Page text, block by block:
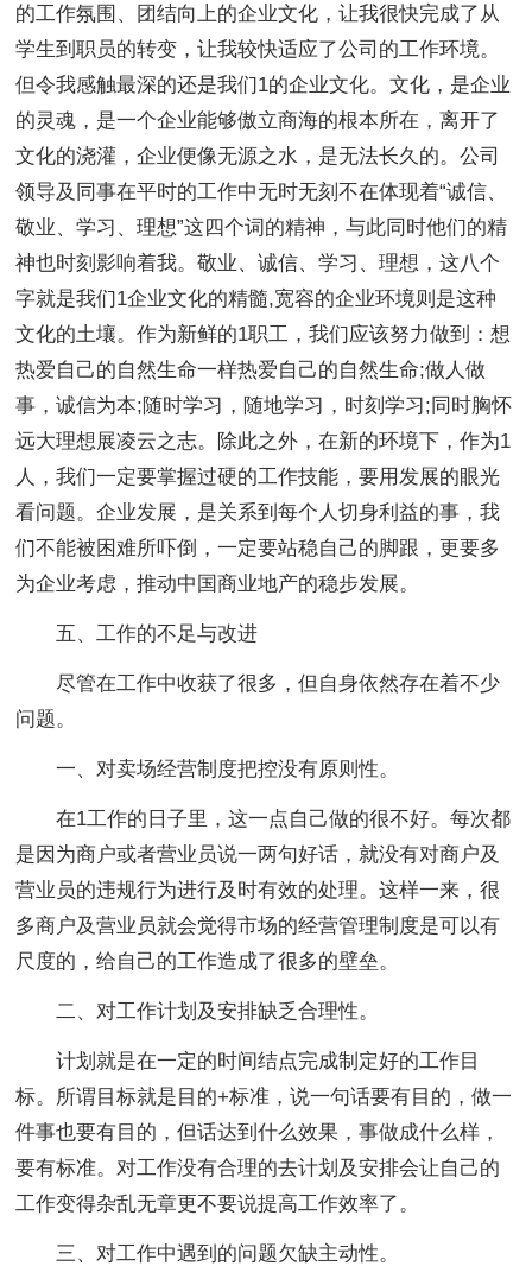
的工作氛围、团结向上的企业文化，让我很快完成了从
学生到职员的转变，让我较快适应了公司的工作环境。
但令我感触最深的还是我们1的企业文化。文化，是企业
的灵魂，是一个企业能够傲立商海的根本所在，离开了
文化的浇灌，企业便像无源之水，是无法长久的。公司
领导及同事在平时的工作中无时无刻不在体现着“诚信、
敬业、学习、理想”这四个词的精神，与此同时他们的精
神也时刻影响着我。敬业、诚信、学习、理想，这八个
字就是我们1企业文化的精髓,宽容的企业环境则是这种
文化的土壤。作为新鲜的1职工，我们应该努力做到：想
热爱自己的自然生命一样热爱自己的自然生命;做人做
事，诚信为本;随时学习，随地学习，时刻学习;同时胸怀
远大理想展凌云之志。除此之外，在新的环境下，作为1
人，我们一定要掌握过硬的工作技能，要用发展的眼光
看问题。企业发展，是关系到每个人切身利益的事，我
们不能被困难所吓倒，一定要站稳自己的脚跟，更要多
为企业考虑，推动中国商业地产的稳步发展。
五、工作的不足与改进
尽管在工作中收获了很多，但自身依然存在着不少
问题。
一、对卖场经营制度把控没有原则性。
在1工作的日子里，这一点自己做的很不好。每次都
是因为商户或者营业员说一两句好话，就没有对商户及
营业员的违规行为进行及时有效的处理。这样一来，很
多商户及营业员就会觉得市场的经营管理制度是可以有
尺度的，给自己的工作造成了很多的壁垒。
二、对工作计划及安排缺乏合理性。
计划就是在一定的时间结点完成制定好的工作目
标。所谓目标就是目的+标准，说一句话要有目的，做一
件事也要有目的，但话达到什么效果，事做成什么样，
要有标准。对工作没有合理的去计划及安排会让自己的
工作变得杂乱无章更不要说提高工作效率了。
三、对工作中遇到的问题欠缺主动性。